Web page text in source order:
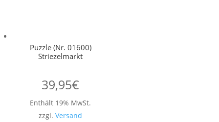
Puzzle (Nr. 01600)
Striezelmarkt
39,95€
Enthält 19% MwSt.
zzgl.Versand